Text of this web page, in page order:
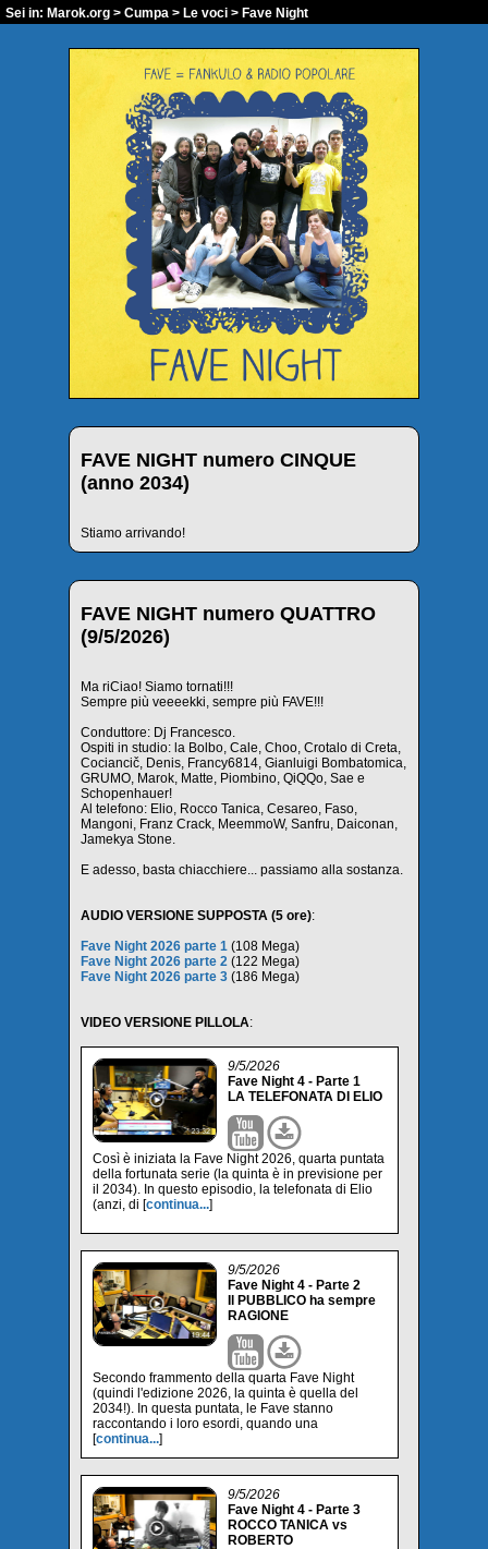
Sei in: Marok.org > Cumpa > Le voci > Fave Night
FAVE NIGHT numero CINQUE
(anno 2034)
Stiamo arrivando!
FAVE NIGHT numero QUATTRO
(9/5/2026)
Ma riCiao! Siamo tornati!!!
Sempre più veeeekki, sempre più FAVE!!!
Conduttore: Dj Francesco.
Ospiti in studio: la Bolbo, Cale, Choo, Crotalo di Creta,
Cociancič, Denis, Francy6814, Gianluigi Bombatomica,
GRUMO, Marok, Matte, Piombino, QiQQo, Sae e
Schopenhauer!
Al telefono: Elio, Rocco Tanica, Cesareo, Faso,
Mangoni, Franz Crack, MeemmoW, Sanfru, Daiconan,
Jamekya Stone.
E adesso, basta chiacchiere... passiamo alla sostanza.
AUDIO VERSIONE SUPPOSTA (5 ore):
Fave Night 2026 parte 1 (108 Mega)
Fave Night 2026 parte 2 (122 Mega)
Fave Night 2026 parte 3 (186 Mega)
VIDEO VERSIONE PILLOLA:
9/5/2026
Fave Night 4 - Parte 1
LA TELEFONATA DI ELIO
Così è iniziata la Fave Night 2026, quarta puntata
della fortunata serie (la quinta è in previsione per
il 2034). In questo episodio, la telefonata di Elio
(anzi, di [continua...]
9/5/2026
Fave Night 4 - Parte 2
Il PUBBLICO ha sempre
RAGIONE
Secondo frammento della quarta Fave Night
(quindi l'edizione 2026, la quinta è quella del
2034!). In questa puntata, le Fave stanno
raccontando i loro esordi, quando una
[continua...]
9/5/2026
Fave Night 4 - Parte 3
ROCCO TANICA vs
ROBERTO